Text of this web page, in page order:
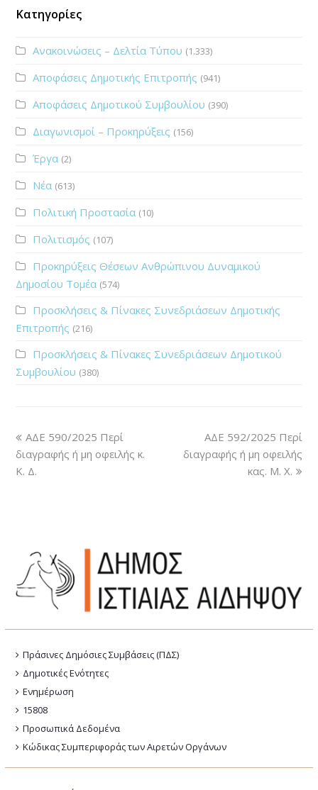
Κατηγορίες
Ανακοινώσεις – Δελτία Τύπου (1.333)
Αποφάσεις Δημοτικής Επιτροπής (941)
Αποφάσεις Δημοτικού Συμβουλίου (390)
Διαγωνισμοί – Προκηρύξεις (156)
Έργα (2)
Νέα (613)
Πολιτική Προστασία (10)
Πολιτισμός (107)
Προκηρύξεις Θέσεων Ανθρώπινου Δυναμικού
Δημοσίου Τομέα (574)
Προσκλήσεις & Πίνακες Συνεδριάσεων Δημοτικής
Επιτροπής (216)
Προσκλήσεις & Πίνακες Συνεδριάσεων Δημοτικού
Συμβουλίου (380)
ΑΔΕ 590/2025 Περί
διαγραφής ή μη οφειλής κ.
Κ. Δ.
ΑΔΕ 592/2025 Περί
διαγραφής ή μη οφειλής
κας. Μ. Χ.
Πράσινες Δημόσιες Συμβάσεις (ΠΔΣ)
Δημοτικές Ενότητες
Ενημέρωση
15808
Προσωπικά Δεδομένα
Κώδικας Συμπεριφοράς των Αιρετών Οργάνων